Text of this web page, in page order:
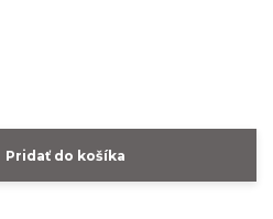
Pridať do košíka